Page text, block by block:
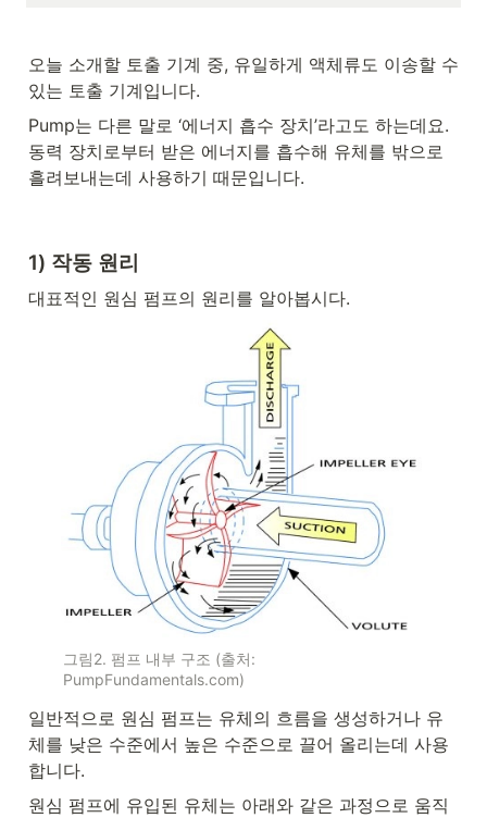
오늘 소개할 토출 기계 중, 유일하게 액체류도 이송할 수
있는 토출 기계입니다.
Pump는 다른 말로 ‘에너지 흡수 장치’라고도 하는데요.
동력 장치로부터 받은 에너지를 흡수해 유체를 밖으로
흘려보내는데 사용하기 때문입니다.
1) 작동 원리
대표적인 원심 펌프의 원리를 알아봅시다.
그림2. 펌프 내부 구조 (출처:
PumpFundamentals.com)
일반적으로 원심 펌프는 유체의 흐름을 생성하거나 유
체를 낮은 수준에서 높은 수준으로 끌어 올리는데 사용
합니다.
원심 펌프에 유입된 유체는 아래와 같은 과정으로 움직